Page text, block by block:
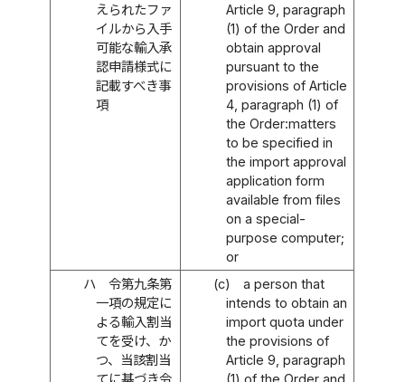
えられたファ
イルから入手
可能な輸入承
認申請様式に
記載すべき事
項
Article 9, paragraph
(1) of the Order and
obtain approval
pursuant to the
provisions of Article
4, paragraph (1) of
the Order:matters
to be specified in
the import approval
application form
available from files
on a special-
purpose computer;
or
ハ
令第九条第
一項の規定に
よる輸入割当
てを受け、か
つ、当該割当
てに基づき令
(c)
a person that
intends to obtain an
import quota under
the provisions of
Article 9, paragraph
(1) of the Order and